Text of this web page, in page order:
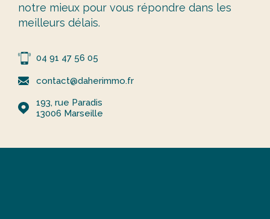
notre mieux pour vous répondre dans les
meilleurs délais.
04 91 47 56 05
contact@daherimmo.fr
193, rue Paradis
13006
Marseille